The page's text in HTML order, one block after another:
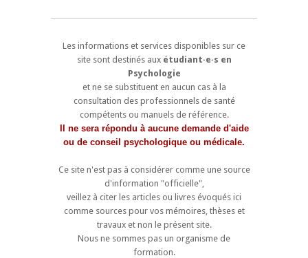
Les informations et services disponibles sur ce
site sont destinés aux étudiant·e·s en
Psychologie
et ne se substituent en aucun cas à la
consultation des professionnels de santé
compétents ou manuels de référence.
Il ne sera répondu à aucune demande d'aide
ou de conseil psychologique ou médicale.
Ce site n'est pas à considérer comme une source
d'information "officielle",
veillez à citer les articles ou livres évoqués ici
comme sources pour vos mémoires, thèses et
travaux et non le présent site.
Nous ne sommes pas un organisme de
formation.